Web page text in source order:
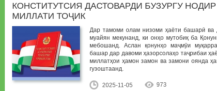
КОНСТИТУТСИЯ ДАСТОВАРДИ БУЗУРГУ
МИЛЛАТИ ТОҶИК
Дар тамоми олам низоми ҳаёти башарӣ ва
муайян мекунанд, ки онҳо мутобиқ ба
мебошанд. Аслан қонунҳо маҷмӯи
башар дар давоми ҳазорсолаҳо таҷрибаи
миллатҳои ҳамон замон ва замони оянда
гузоштаанд.
2025-11-05 973